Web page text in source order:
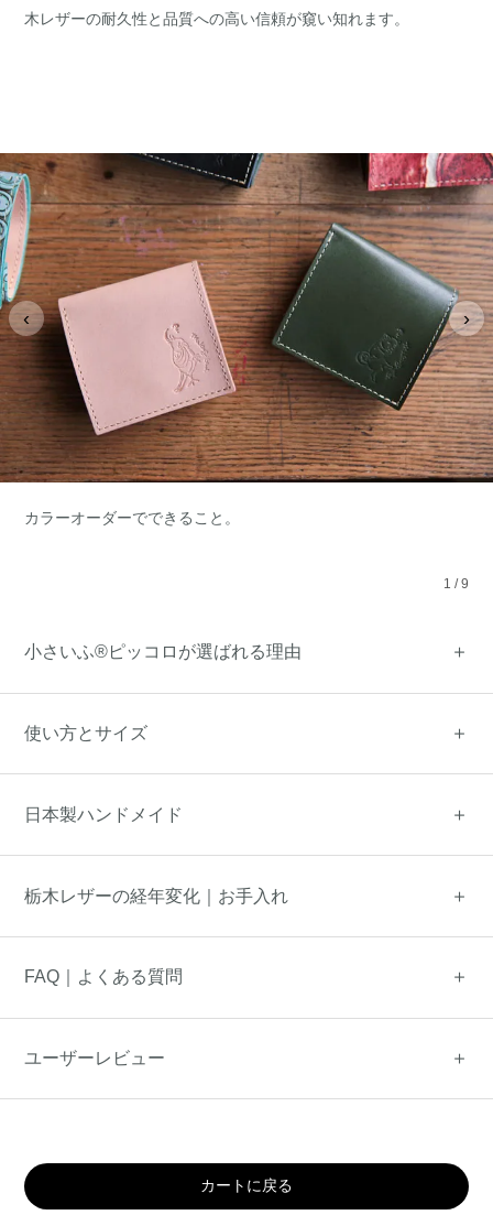
木レザーの耐久性と品質への高い信頼が窺い知れます。
‹ ›
カラーオーダーでできること。
1 /9
小さいふ®ピッコロが選ばれる理由
使い方とサイズ
日本製ハンドメイド
栃木レザーの経年変化｜お手入れ
FAQ｜よくある質問
ユーザーレビュー
カートに戻る